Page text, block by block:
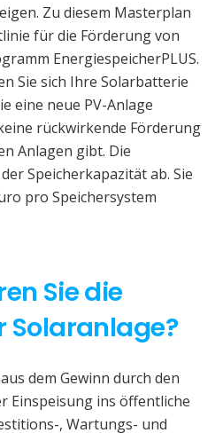
Zu diesem Masterplan
für die Förderung von
EnergiespeicherPLUS.
Sie sich Ihre Solarbatterie
eine neue PV-Anlage
rückwirkende Förderung
Anlagen gibt. Die
Speicherkapazität ab. Sie
pro Speichersystem
Sie die
Solaranlage?
dem Gewinn durch den
Einspeisung ins öffentliche
, Wartungs- und